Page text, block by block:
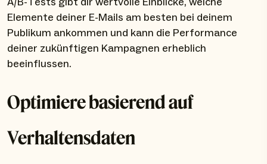
Elemente deiner E-Mails am besten bei deinem
Publikum ankommen und kann die Performance
deiner zukünftigen Kampagnen erheblich
beeinflussen.
Optimiere basierend auf
Verhaltensdaten